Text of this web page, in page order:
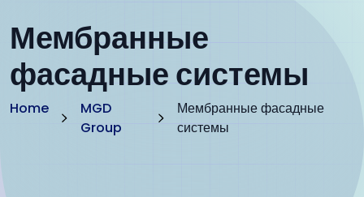
Мембранные
фасадные системы
Home
MGD
Group
Мембранные фасадные
системы